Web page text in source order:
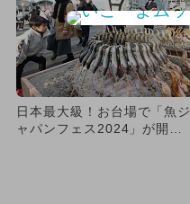
日本最大級！お台場で「魚ジ
ャパンフェス2024」が開